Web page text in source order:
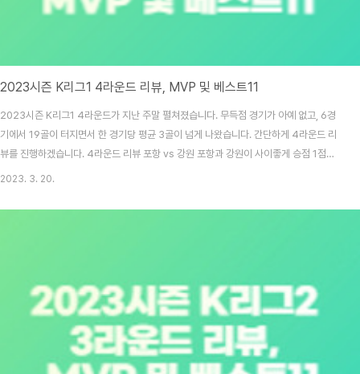
2023시즌 K리그1 4라운드 리뷰, MVP 및 베스트11
2023시즌 K리그1 4라운드가 지난 주말 펼쳐졌습니다. 무득점 경기가 아예 없고, 6경
기에서 19골이 터지면서 한 경기당 평균 3골이 넘게 나왔습니다. 간단하게 4라운드 리
뷰를 진행하겠습니다. 4라운드 리뷰 포항 vs 강원 포항과 강원이 사이좋게 승점 1점씩
을 나눠 가졌습니다. 강원의 갈레고는 전반 18분 페널티킥을 성공시키며, 이번 시즌 자
만만치 않았습니다. 지속적으로 밀어붙였지만 결과를 만들어내지는 못하였는데요. 그러
2023. 3. 20.